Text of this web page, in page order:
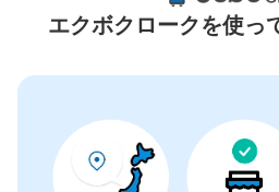
0件
エクボクロークを使っ